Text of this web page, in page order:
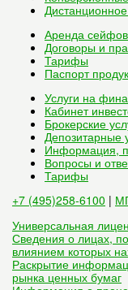
Аренда
Договоры и
Тарифы
Паспорт
Услуги на
Кабинет
Брокерские
Депозитарные
Информация,
Вопросы и
Тарифы
+7 (495)258-6100 |
Универсальная
Сведения о лицах,
влиянием которых
Раскрытие
рынка ценных бумаг